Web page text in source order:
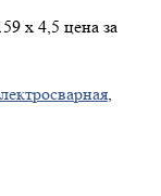
х 4,5 цена за
,